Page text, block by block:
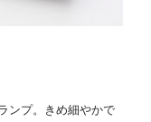
ンプ。きめ細やかで